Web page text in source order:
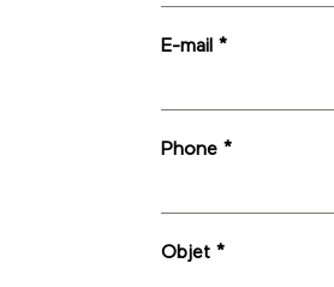
E-mail*
Phone*
Objet*